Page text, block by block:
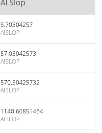
AI Slop
5.70304257
AISLOP
57.03042573
AISLOP
570.30425732
AISLOP
1140.60851464
AISLOP